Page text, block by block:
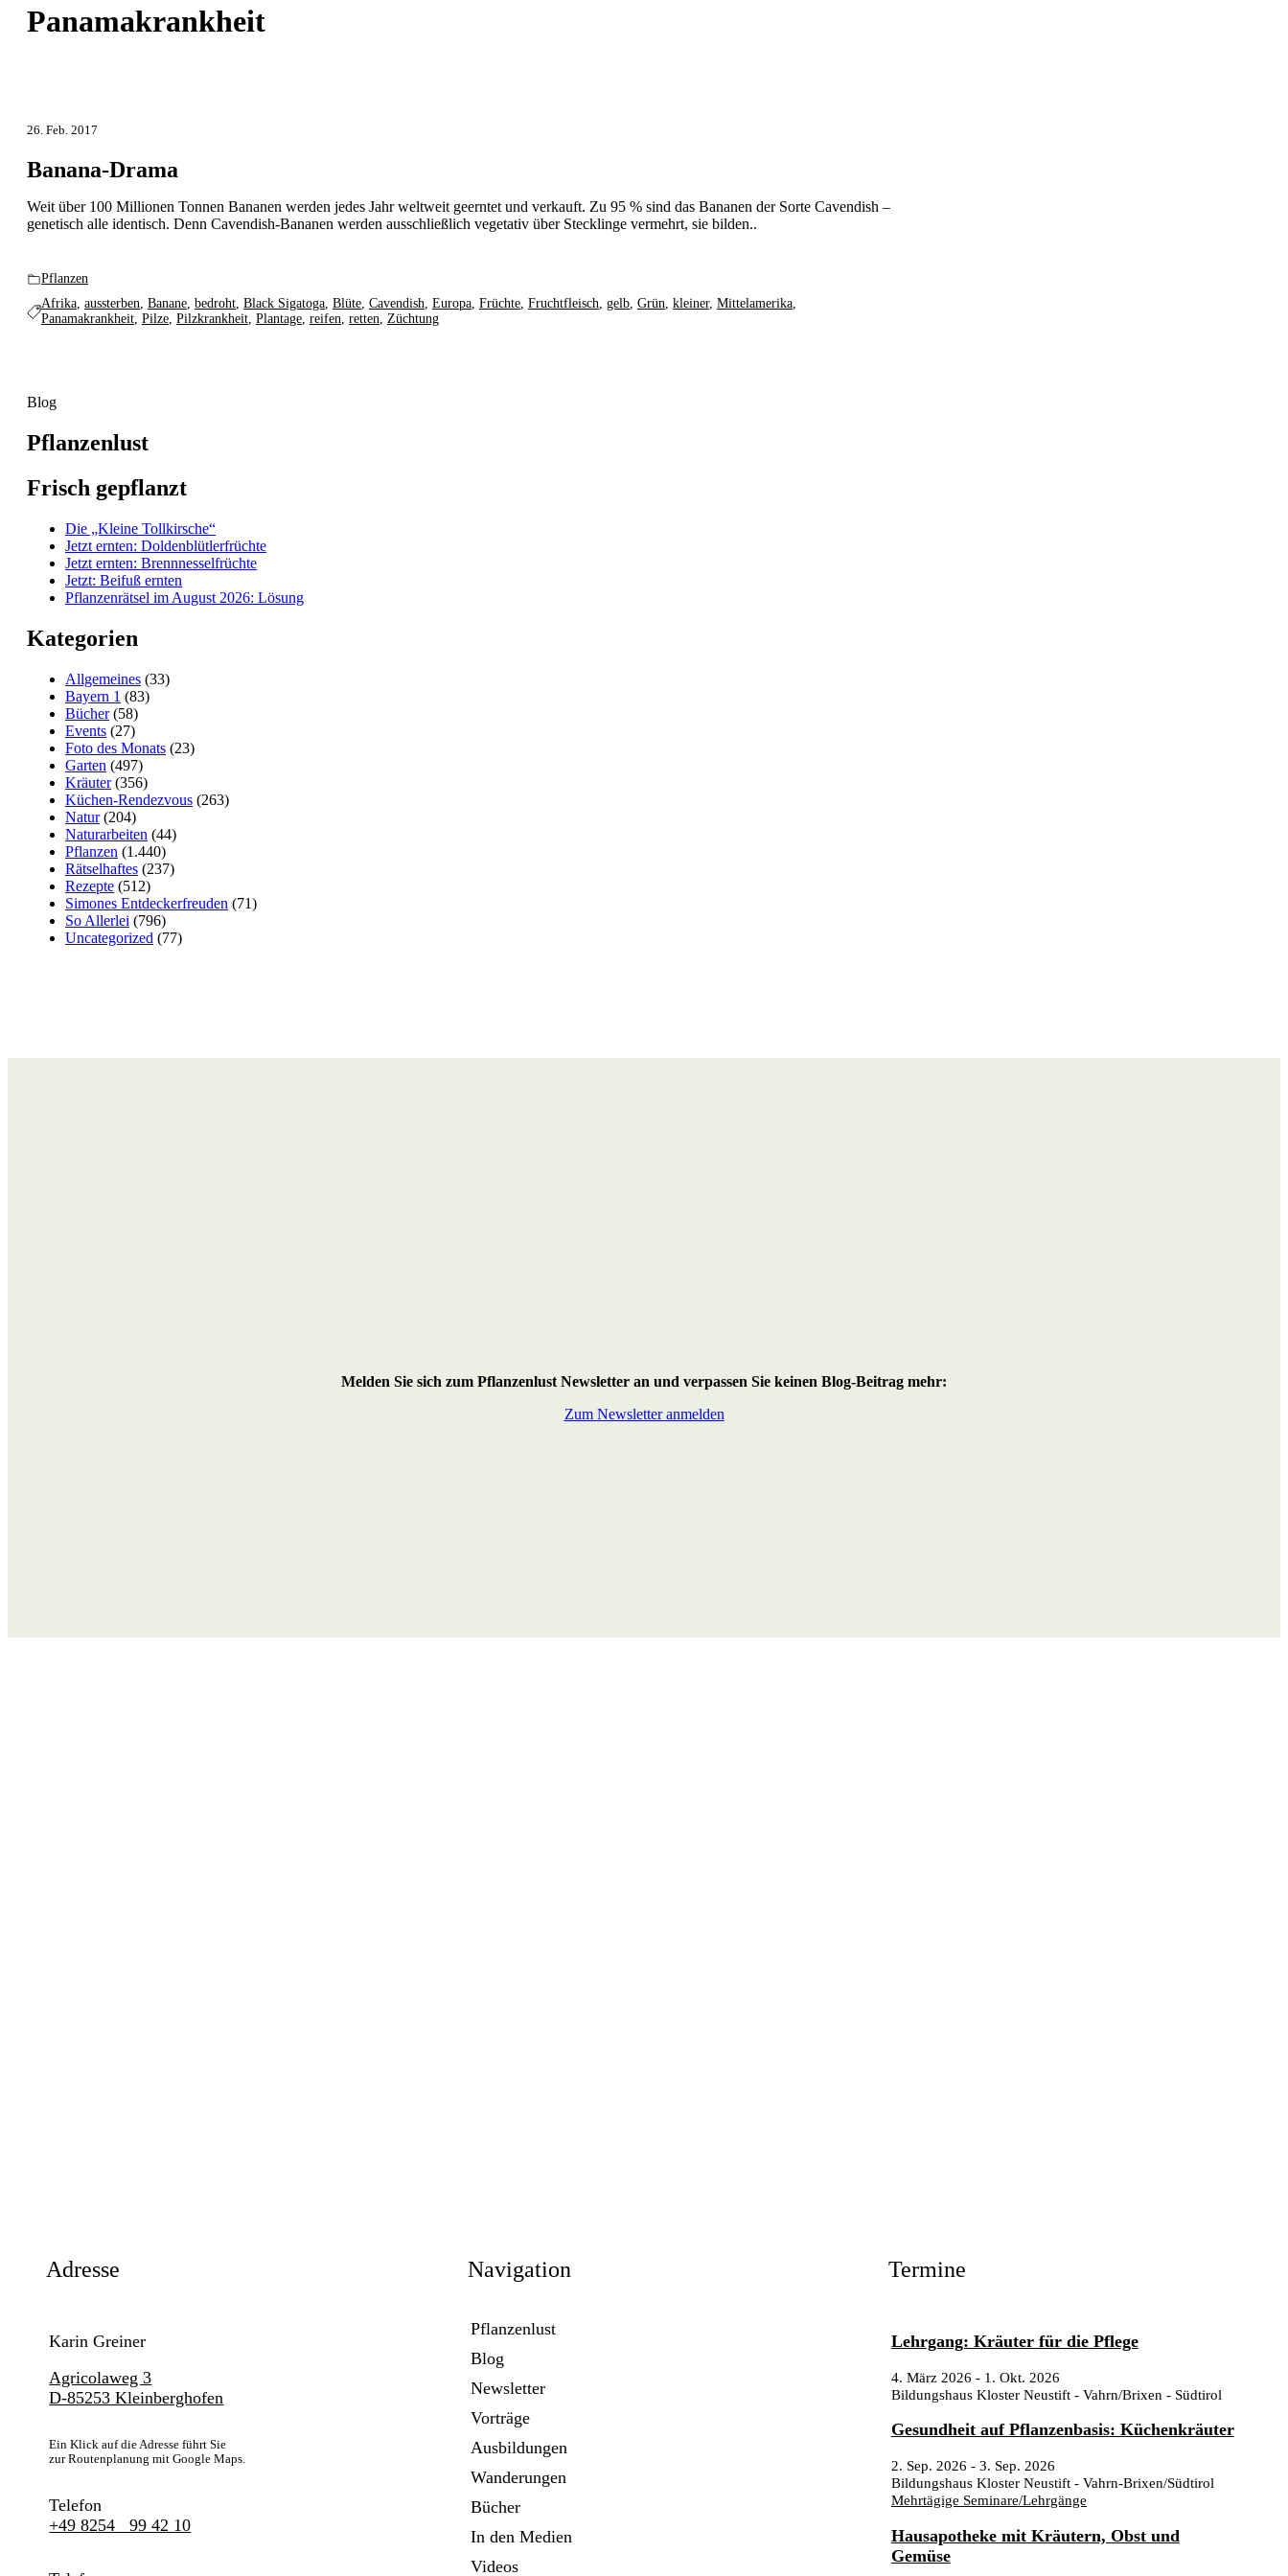
Panamakrankheit
26. Feb. 2017
Banana-Drama
Weit über 100 Millionen Tonnen Bananen werden jedes Jahr weltweit geerntet und verkauft. Zu 95 % sind das Bananen der Sorte Cavendish –
genetisch alle identisch. Denn Cavendish-Bananen werden ausschließlich vegetativ über Stecklinge vermehrt, sie bilden..
Pflanzen
Afrika, aussterben, Banane, bedroht, Black Sigatoga, Blüte, Cavendish, Europa, Früchte, Fruchtfleisch, gelb, Grün, kleiner, Mittelamerika,
Panamakrankheit, Pilze, Pilzkrankheit, Plantage, reifen, retten, Züchtung
Blog
Pflanzenlust
Frisch gepflanzt
Die „Kleine Tollkirsche“
Jetzt ernten: Doldenblütlerfrüchte
Jetzt ernten: Brennnesselfrüchte
Jetzt: Beifuß ernten
Pflanzenrätsel im August 2026: Lösung
Kategorien
Allgemeines (33)
Bayern 1 (83)
Bücher(58)
Events (27)
Foto des Monats (23)
Garten (497)
Kräuter(356)
Küchen-Rendezvous (263)
Natur(204)
Naturarbeiten (44)
Pflanzen (1.440)
Rätselhaftes (237)
Rezepte (512)
Simones Entdeckerfreuden (71)
So Allerlei (796)
Uncategorized (77)
Melden Sie sich zum Pflanzenlust Newsletter an und verpassen Sie keinen Blog-Beitrag mehr:
Zum Newsletter anmelden
Adresse
Karin Greiner
Agricolaweg 3
D-85253 Kleinberghofen
Ein Klick auf die Adresse führt Sie
zur Routenplanung mit Google Maps.
Telefon
+49 8254 99 42 10
Navigation
Pflanzenlust
Blog
Newsletter
Vorträge
Ausbildungen
Wanderungen
Bücher
In den Medien
Videos
Termine
Lehrgang: Kräuter für die Pflege
4. März 2026 - 1. Okt. 2026
Bildungshaus Kloster Neustift - Vahrn/Brixen - Südtirol
Gesundheit auf Pflanzenbasis: Küchenkräuter
2. Sep. 2026 - 3. Sep. 2026
Bildungshaus Kloster Neustift - Vahrn-Brixen/Südtirol
Mehrtägige Seminare/Lehrgänge
Hausapotheke mit Kräutern, Obst und
Gemüse